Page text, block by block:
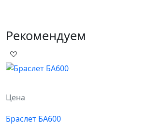
Рекомендуем
Цена
Браслет БА600